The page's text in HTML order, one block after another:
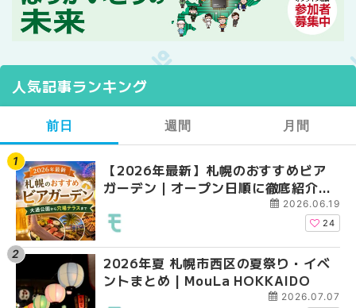
人気記事ランキング
前日
【2026年最新】札幌のおすすめビア
ガーデン｜オープン日順に徹底紹介！
大通公園から穴場テラスまで | MouLa
HOKKAIDO
2026.06.19
24
2026年夏 札幌市西区の夏祭り・イベ
ントまとめ | MouLa HOKKAIDO
2026.07.07
週間
【2026年最新】札幌
ガーデン｜オープン日
大通公園から穴場テ
2026年夏 札幌市西区
ントまとめ | MouLa
月間
【2026年最新】札幌
ガーデン｜オープン日
大通公園から穴場テ
2026年夏 札幌市北区
ントまとめ | MouLa